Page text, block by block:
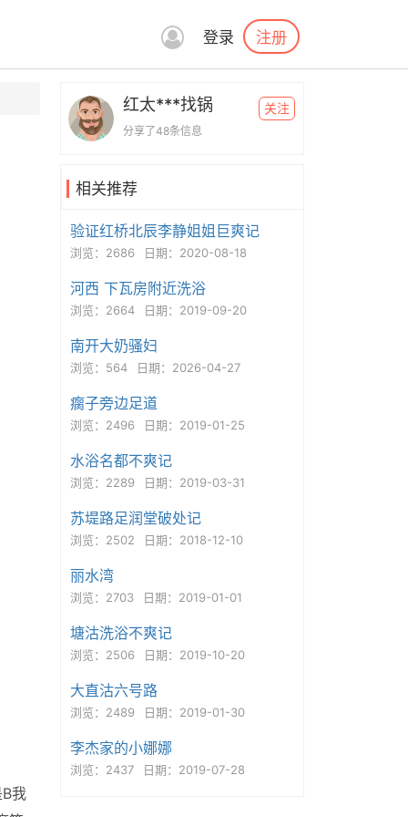
登录 注册
我
红太***找锅
分享了48条信息
关注
相关推荐
验证红桥北辰李静姐姐巨爽记
浏览：2686 日期：2020-08-18
河西 下瓦房附近洗浴
浏览：2664 日期：2019-09-20
南开大奶骚妇
浏览：564 日期：2026-04-27
瘸子旁边足道
浏览：2496 日期：2019-01-25
水浴名都不爽记
浏览：2289 日期：2019-03-31
苏堤路足润堂破处记
浏览：2502 日期：2018-12-10
丽水湾
浏览：2703 日期：2019-01-01
塘沽洗浴不爽记
浏览：2506 日期：2019-10-20
大直沽六号路
浏览：2489 日期：2019-01-30
李杰家的小娜娜
浏览：2437 日期：2019-07-28